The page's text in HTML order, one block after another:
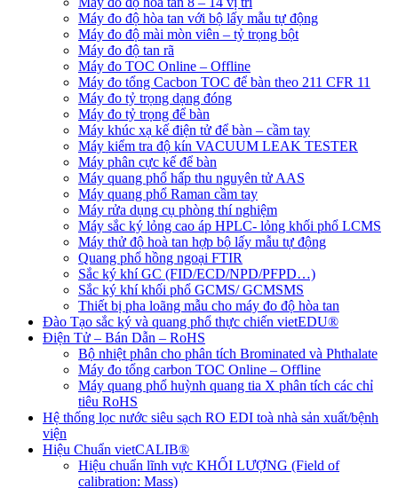
Máy đo độ hòa tan với bộ lấy mẫu tự động
Máy đo độ mài mòn viên – tỷ trọng bột
Máy đo độ tan rã
Máy đo TOC Online – Offline
Máy đo tổng Cacbon TOC để bàn theo 211 CFR 11
Máy đo tỷ trọng dạng đóng
Máy đo tỷ trọng để bàn
Máy khúc xạ kế điện tử để bàn – cầm tay
Máy kiểm tra độ kín VACUUM LEAK TESTER
Máy phân cực kế để bàn
Máy quang phổ hấp thu nguyên tử AAS
Máy quang phổ Raman cầm tay
Máy rửa dụng cụ phòng thí nghiệm
Máy sắc ký lỏng cao áp HPLC- lỏng khối phổ LCMS
Máy thử độ hoà tan hợp bộ lấy mẫu tự động
Quang phổ hồng ngoại FTIR
Sắc ký khí GC (FID/ECD/NPD/PFPD…)
Sắc ký khí khối phổ GCMS/ GCMSMS
Thiết bị pha loãng mẫu cho máy đo độ hòa tan
Đào Tạo sắc ký và quang phổ thực chiến vietEDU®
Điện Tử – Bán Dẫn – RoHS
Bộ nhiệt phân cho phân tích Brominated và Phthalate
Máy đo tổng carbon TOC Online – Offline
Máy quang phổ huỳnh quang tia X phân tích các chỉ
tiêu RoHS
Hệ thống lọc nước siêu sạch RO EDI​​ toà nhà sản xuất/bệnh
viện
Hiệu Chuẩn vietCALIB®
Hiệu chuẩn lĩnh vực KHỐI LƯỢNG (Field of
calibration: Mass)